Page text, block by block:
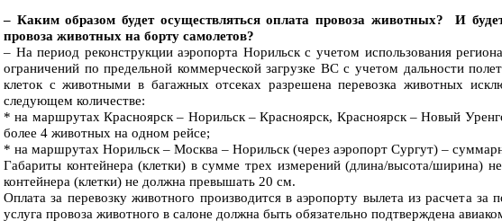
– Каким образом будет осуществляться оплата провоза животных? И
провоза животных на борту самолетов?
– На период реконструкции аэропорта Норильск с учетом использования
ограничений по предельной коммерческой загрузке ВС с учетом дальности
клеток с животными в багажных отсеках разрешена перевозка животных
следующем количестве:
* на маршрутах Красноярск – Норильск – Красноярск, Красноярск – Новый
более 4 животных на одном рейсе;
* на маршрутах Норильск – Москва – Норильск (через аэропорт Сургут) –
Габариты контейнера (клетки) в сумме трех измерений (длина/высота/ширина)
контейнера (клетки) не должна превышать 20 см.
Оплата за перевозку животного производится в аэропорту вылета из расчета
услуга провоза животного в салоне должна быть обязательно подтверждена